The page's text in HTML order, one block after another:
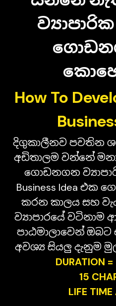
How To
දිගුකාලීනව පවතින
අඩිතාලම වන්නේ
ගොඩනගන
Business Idea
කරන කාලය සහ
ව්‍යාපාරයේ
පාඨමාලාවෙන්
අවශ්‍ය සියලු දැනුම
DURATION
15
LIFE TIME